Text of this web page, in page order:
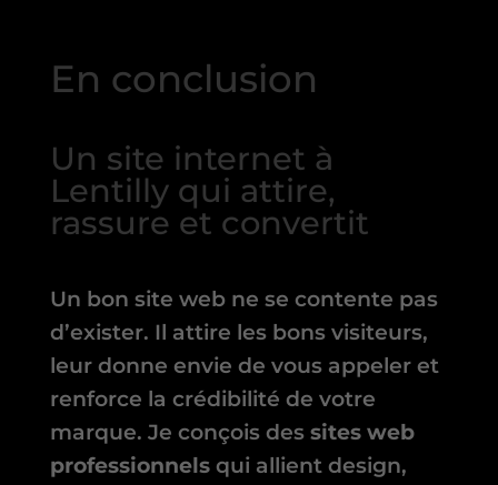
En conclusion
Un site internet à
Lentilly qui attire,
rassure et convertit
Un bon site web ne se contente pas
d’exister. Il attire les bons visiteurs,
leur donne envie de vous appeler et
renforce la crédibilité de votre
marque. Je conçois des sites web
professionnelsqui allient design,